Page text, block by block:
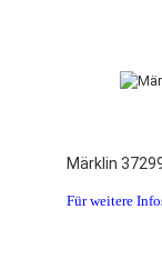
Märklin
Für weitere